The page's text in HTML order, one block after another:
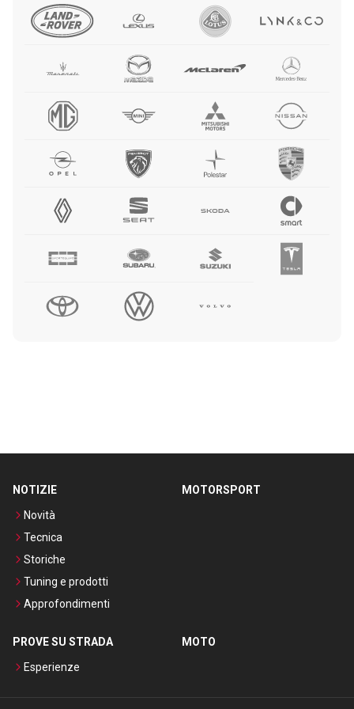
NOTIZIE
Novità
Tecnica
Storiche
Tuning e prodotti
Approfondimenti
MOTORSPORT
PROVE SU STRADA
Esperienze
MOTO